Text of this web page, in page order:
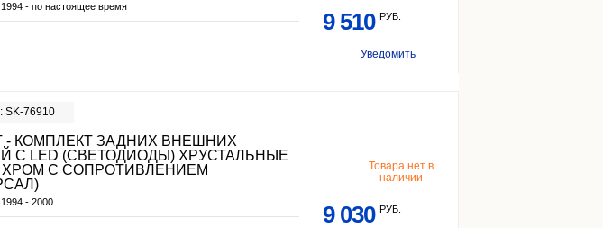
1994 - по настоящее время
9 510 РУБ.
Уведомить
SK-76910
- КОМПЛЕКТ ЗАДНИХ ВНЕШНИХ
С LED (СВЕТОДИОДЫ) ХРУСТАЛЬНЫЕ
ХРОМ С СОПРОТИВЛЕНИЕМ
1994 - 2000
Товара нет в
наличии
9 030 РУБ.